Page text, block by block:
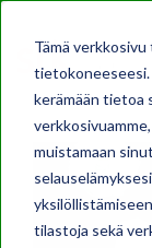
Tämä
kerämään tietoa
muistamaan
tilastoja sekä